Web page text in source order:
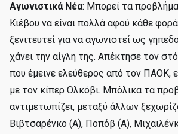
Αγωνιστικά Νέα: Μπορεί τα
Κιέβου να είναι πολλά αφού κάθε
ξενιτευτεί για να αγωνιστεί ως
χάνει την αίγλη της. Απέκτησε τον
που έμεινε ελεύθερος από τον ΠΑΟΚ,
με τον κίπερ Ολκόβι. Μπόλικα τα
αντιμετωπίζει, μεταξύ άλλων
Βιβτσαρένκο (Α), Ποπόβ (Α),